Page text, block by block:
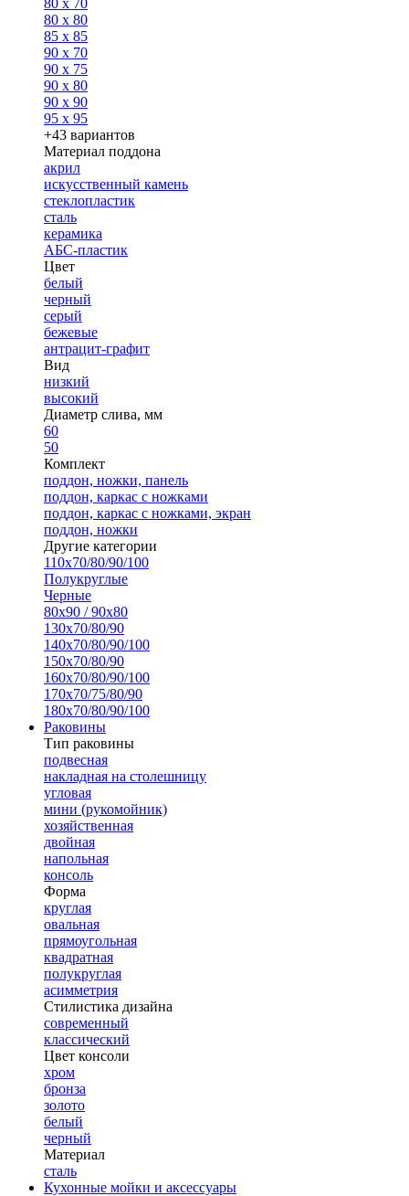
80 x 70
80 x 80
85 x 85
90 x 70
90 x 75
90 x 80
90 x 90
95 x 95
+43 вариантов
Материал поддона
акрил
искусственный камень
стеклопластик
сталь
керамика
АБС-пластик
Цвет
белый
черный
серый
бежевые
антрацит-графит
Вид
низкий
высокий
Диаметр слива, мм
60
50
Комплект
поддон, ножки, панель
поддон, каркас с ножками
поддон, каркас с ножками, экран
поддон, ножки
Другие категории
110х70/80/90/100
Полукруглые
Черные
80х90 / 90х80
130х70/80/90
140х70/80/90/100
150х70/80/90
160х70/80/90/100
170х70/75/80/90
180х70/80/90/100
Раковины
Тип раковины
подвесная
накладная на столешницу
угловая
мини (рукомойник)
хозяйственная
двойная
напольная
консоль
Форма
круглая
овальная
прямоугольная
квадратная
полукруглая
асимметрия
Стилистика дизайна
современный
классический
Цвет консоли
хром
бронза
золото
белый
черный
Материал
сталь
Кухонные мойки и аксессуары